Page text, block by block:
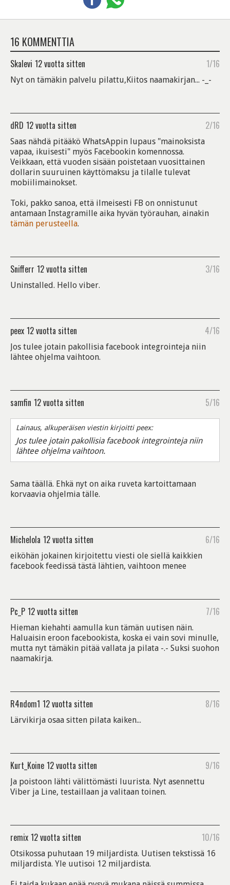
16 KOMMENTTIA
Skalevi 12 vuotta sitten 1/16
Nyt on tämäkin palvelu pilattu,Kiitos naamakirjan... -_-
dRD 12 vuotta sitten 2/16
Saas nähdä pitääkö WhatsAppin lupaus "mainoksista
vapaa, ikuisesti" myös Facebookin komennossa.
Veikkaan, että vuoden sisään poistetaan vuosittainen
dollarin suuruinen käyttömaksu ja tilalle tulevat
mobiilimainokset.
Toki, pakko sanoa, että ilmeisesti FB on onnistunut
antamaan Instagramille aika hyvän työrauhan, ainakin
tämän perusteella.
Snifferr 12 vuotta sitten 3/16
Uninstalled. Hello viber.
peex 12 vuotta sitten 4/16
Jos tulee jotain pakollisia facebook integrointeja niin
lähtee ohjelma vaihtoon.
samfin 12 vuotta sitten 5/16
Lainaus, alkuperäisen viestin kirjoitti peex:
Jos tulee jotain pakollisia facebook integrointeja niin
lähtee ohjelma vaihtoon.
Sama täällä. Ehkä nyt on aika ruveta kartoittamaan
korvaavia ohjelmia tälle.
Michelola 12 vuotta sitten 6/16
eiköhän jokainen kirjoitettu viesti ole siellä kaikkien
facebook feedissä tästä lähtien, vaihtoon menee
Pc_P 12 vuotta sitten 7/16
Hieman kiehahti aamulla kun tämän uutisen näin.
Haluaisin eroon facebookista, koska ei vain sovi minulle,
mutta nyt tämäkin pitää vallata ja pilata -.- Suksi suohon
naamakirja.
R4ndom1 12 vuotta sitten 8/16
Lärvikirja osaa sitten pilata kaiken...
Kurt_Koine 12 vuotta sitten 9/16
Ja poistoon lähti välittömästi luurista. Nyt asennettu
Viber ja Line, testaillaan ja valitaan toinen.
remix 12 vuotta sitten 10/16
Otsikossa puhutaan 19 miljardista. Uutisen tekstissä 16
miljardista. Yle uutisoi 12 miljardista.